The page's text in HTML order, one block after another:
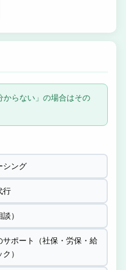
らない」の場合はその
シング
行
）
ポート（社保・労保・給
）